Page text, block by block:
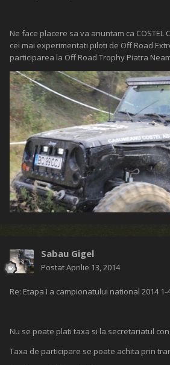
Ne face placere sa va anuntam ca COSTEL
cei mai experimentati piloti de Off Road
participarea la Off Road Trophy Piatra
Sabau Gigel
PostatAprilie 13, 2014
Re: Etapa I a campionatului national 2014
Nu se poate plati taxa si la secretariatul
Taxa de participare se poate achita prin